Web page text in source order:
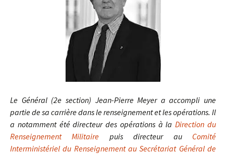
Le Général (2e section) Jean-Pierre Meyer a accompli une
partie de sa carrière dans le renseignement et les opérations. Il
a notamment été directeur des opérations à laDirection du
Renseignement Militaire puis directeur au Comité
Interministériel du Renseignement au Secrétariat Général de